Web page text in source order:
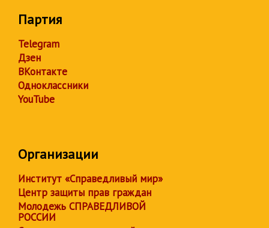
Партия
Telegram
Дзен
ВКонтакте
Одноклассники
YouTube
Организации
Институт «Справедливый мир»
Центр защиты прав граждан
Молодежь СПРАВЕДЛИВОЙ
РОССИИ